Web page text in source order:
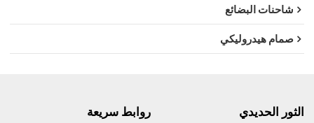
شاحنات البضائع
صمام هيدروليكي
الثور الحديدي روابط سريعة